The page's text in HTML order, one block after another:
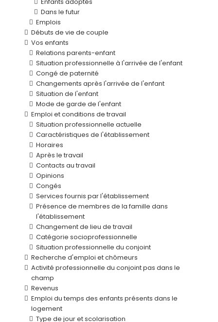
Dans le futur
Emplois
Débuts de vie de couple
Vos enfants
Relations parents-enfant
Situation professionnelle à l'arrivée de l'enfant
Congé de paternité
Changements après l'arrivée de l'enfant
Situation de l'enfant
Mode de garde de l'enfant
Emploi et conditions de travail
Situation professionnelle actuelle
Caractéristiques de l'établissement
Horaires
Après le travail
Contacts au travail
Opinions
Congés
Services fournis par l'établissement
Présence de membres de la famille dans
l'établissement
Changement de lieu de travail
Catégorie socioprofessionnelle
Situation professionnelle du conjoint
Recherche d'emploi et chômeurs
Activité professionnelle du conjoint pas dans le
champ
Revenus
Emploi du temps des enfants présents dans le
logement
Type de jour et scolarisation